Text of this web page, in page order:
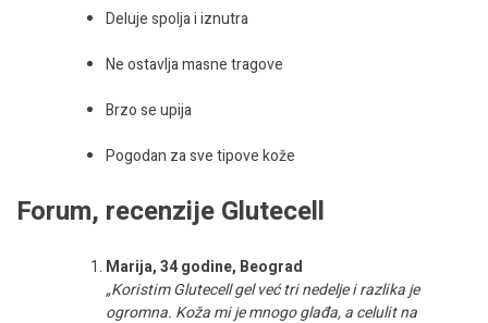
Deluje spolja i iznutra
Ne ostavlja masne tragove
Brzo se upija
Pogodan za sve tipove kože
Forum, recenzije Glutecell
Marija, 34 godine, Beograd
„Koristim Glutecell gel već tri nedelje i razlika je
ogromna. Koža mi je mnogo glađa, a celulit na